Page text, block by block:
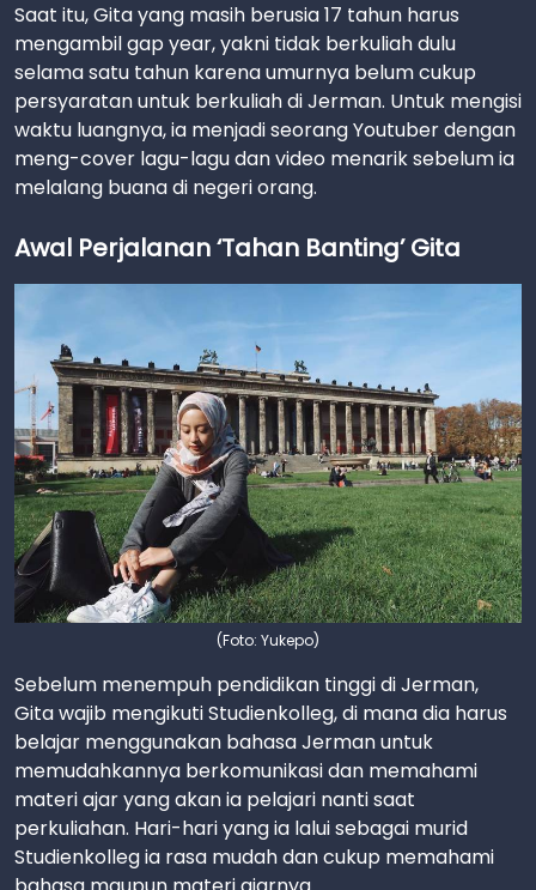
Saat itu, Gita yang masih berusia 17 tahun harus
mengambil gap year, yakni tidak berkuliah dulu
selama satu tahun karena umurnya belum cukup
persyaratan untuk berkuliah di Jerman. Untuk mengisi
waktu luangnya, ia menjadi seorang Youtuber dengan
meng-cover lagu-lagu dan video menarik sebelum ia
melalang buana di negeri orang.
Awal Perjalanan ‘Tahan Banting’ Gita
(Foto: Yukepo)
Sebelum menempuh pendidikan tinggi di Jerman,
Gita wajib mengikuti Studienkolleg, di mana dia harus
belajar menggunakan bahasa Jerman untuk
memudahkannya berkomunikasi dan memahami
materi ajar yang akan ia pelajari nanti saat
perkuliahan. Hari-hari yang ia lalui sebagai murid
Studienkolleg ia rasa mudah dan cukup memahami